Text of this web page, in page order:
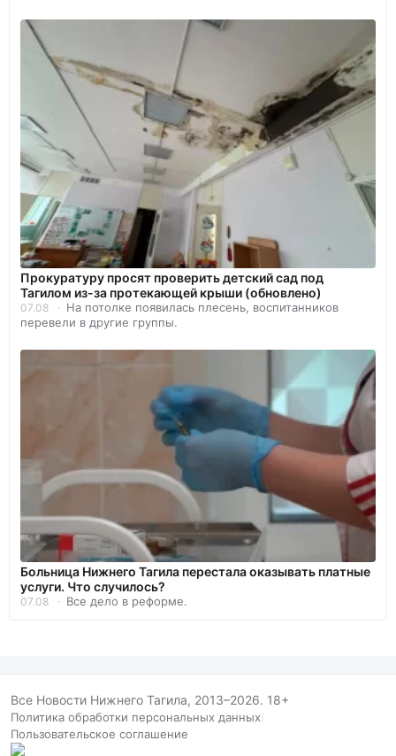
Прокуратуру просят проверить детский сад под
Тагилом из-за протекающей крыши (обновлено)
07.08
На потолке появилась плесень, воспитанников
перевели в другие группы.
Больница Нижнего Тагила перестала оказывать платные
услуги. Что случилось?
07.08 Все дело в реформе.
Все Новости Нижнего Тагила, 2013–2026. 18+
Политика обработки персональных данных/
Пользовательское соглашение